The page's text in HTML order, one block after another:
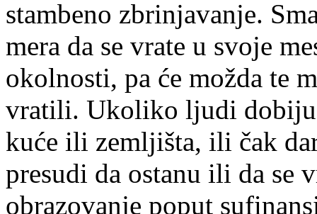
stambeno zbrinjavanje.
mera da se vrate u svoje
okolnosti, pa će možda te
vratili. Ukoliko ljudi dobiju
kuće ili zemljišta, ili čak
presudi da ostanu ili da se
obrazovanje poput